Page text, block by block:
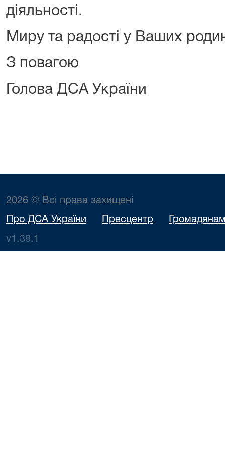
діяльності.
Миру та радості у Ваших
З повагою
Голова ДСА України
2026 © Всі права захищені
Про ДСА України Пресцентр
v1.38.1